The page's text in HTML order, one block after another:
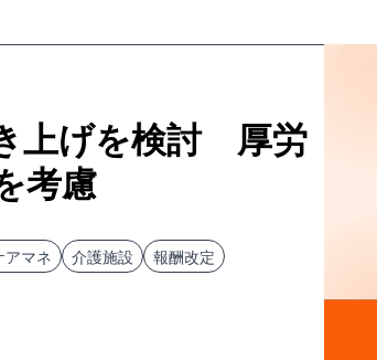
上げを検討 厚労
考慮
アマネ 介護施設 報酬改定